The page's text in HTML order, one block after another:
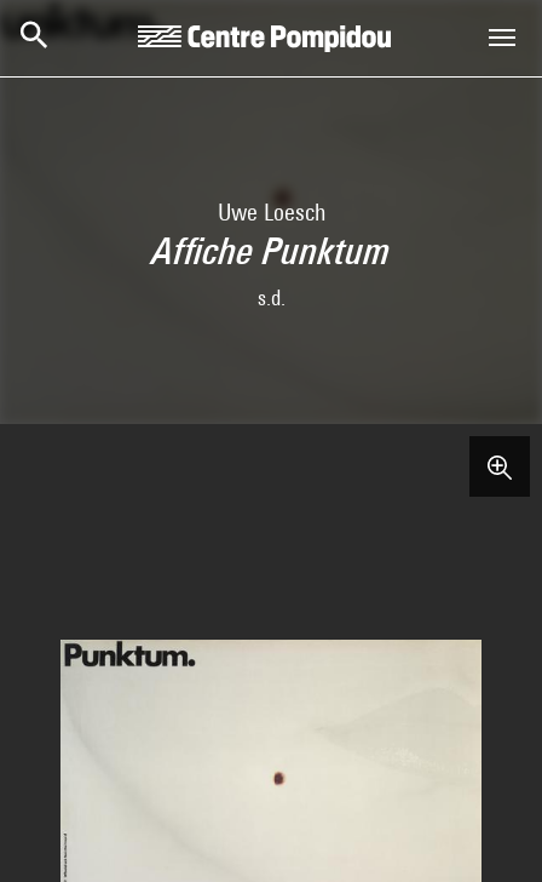
Skip to main content
Centre Pompidou
Uwe Loesch
Affiche Punktum
s.d.